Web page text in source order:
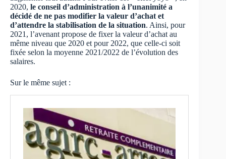
2020, le conseil d’administration à l’unanimité a
décidé de ne pas modifier la valeur d’achat et
d’attendre la stabilisation de la situation. Ainsi, pour
2021, l’avenant propose de fixer la valeur d’achat au
même niveau que 2020 et pour 2022, que celle-ci soit
fixée selon la moyenne 2021/2022 de l’évolution des
salaires.
Sur le même sujet :